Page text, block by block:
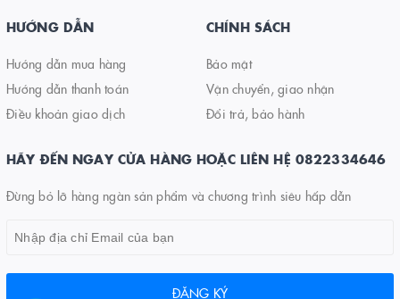
HƯỚNG DẪN
Hướng dẫn mua hàng
Hướng dẫn thanh toán
Điều khoản giao dịch
CHÍNH SÁCH
Bảo mật
Vận chuyển, giao nhận
Đổi trả, bảo hành
HÃY ĐẾN NGAY CỬA HÀNG HOẶC LIÊN HỆ 0822334646
Đừng bỏ lỡ hàng ngàn sản phẩm và chương trình siêu hấp dẫn
ĐĂNG KÝ